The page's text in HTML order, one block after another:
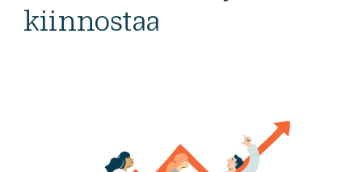
kiinnostaa